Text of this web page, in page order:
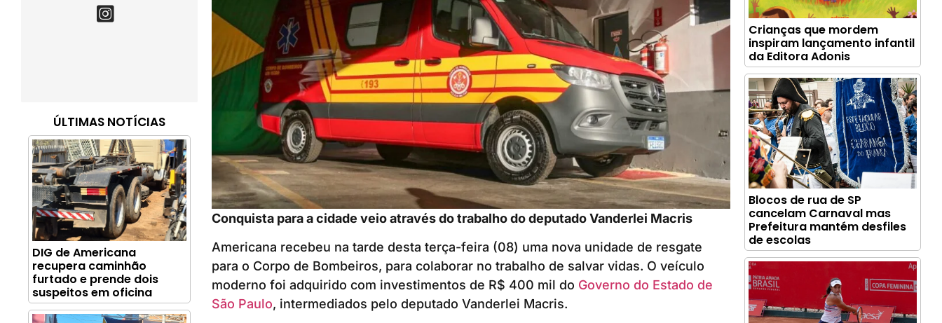
ÚLTIMAS NOTÍCIAS
DIG de Americana
recupera caminhão
furtado e prende dois
suspeitos em oficina
Conquista para a cidade veio através do trabalho do deputado Vanderlei Macris
Americana recebeu na tarde desta terça-feira (08) uma nova unidade de resgate
para o Corpo de Bombeiros, para colaborar no trabalho de salvar vidas. O veículo
moderno foi adquirido com investimentos de R$ 400 mil do Governo do Estado de
São Paulo, intermediados pelo deputado Vanderlei Macris.
Crianças que mordem
inspiram lançamento infantil
da Editora Adonis
Blocos de rua de SP
cancelam Carnaval mas
Prefeitura mantém desfiles
de escolas